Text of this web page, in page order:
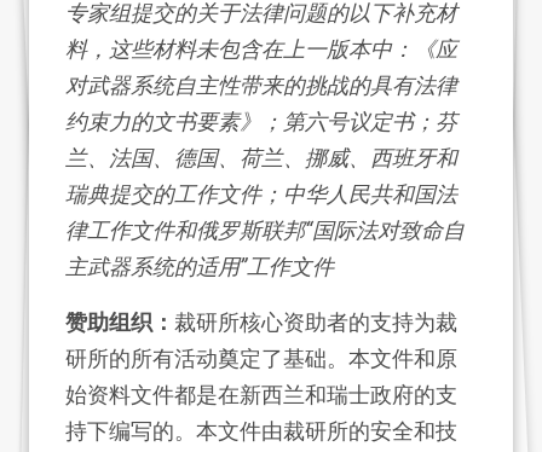
专家组提交的关于法律问题的以下补充材
料，这些材料未包含在上一版本中：《应
对武器系统自主性带来的挑战的具有法律
约束力的文书要素》；第六号议定书；芬
兰、法国、德国、荷兰、挪威、西班牙和
瑞典提交的工作文件；中华人民共和国法
律工作文件和俄罗斯联邦“国际法对致命自
主武器系统的适用”工作文件
赞助组织： 裁研所核心资助者的支持为裁
研所的所有活动奠定了基础。本文件和原
始资料文件都是在新西兰和瑞士政府的支
持下编写的。本文件由裁研所的安全和技